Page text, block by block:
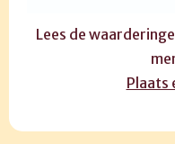
Lees de
Plaats